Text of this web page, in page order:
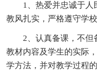
1、热爱并忠诚于人
教风扎实，严格遵守学
2、认真备课，不但
教材内容及学生的实际
学方法，并对教学过程